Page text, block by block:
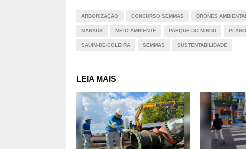
ARBORIZAÇÃO CONCURSO SEMMAS DRONES
MANAUS MEIO AMBIENTE PARQUE DO MINDU
SAUIM-DE-COLEIRA SEMMAS SUSTENTABILIDADE
LEIA MAIS